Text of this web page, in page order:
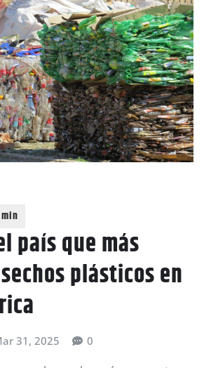
país que más
plásticos en
31, 2025 0